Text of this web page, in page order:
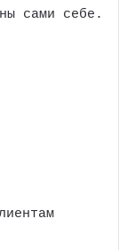
сами себе.